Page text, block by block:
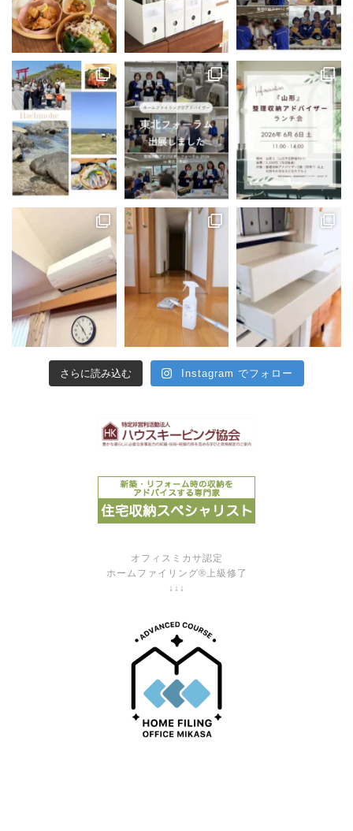
さらに読み込む Instagram でフォロー
オフィスミカサ認定
ホームファイリング®上級修了
↓↓↓